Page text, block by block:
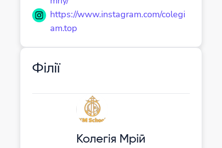
https://www.instagram.com/colegi
am.top
Філії
Колегія Мрій